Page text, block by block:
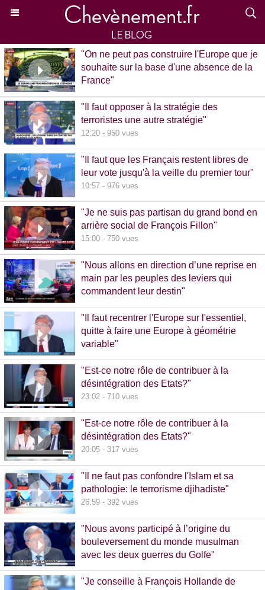
"On ne peut pas construire l'Europe que je
souhaite sur la base d'une absence de la
France"
"Il faut opposer à la stratégie des
terroristes une autre stratégie"
12:20 - 950 vues
"Il faut que les Français restent libres de
leur vote jusqu'à la veille du premier tour"
10:57 - 976 vues
"Je ne suis pas partisan du grand bond en
arrière social de François Fillon"
15:00 - 750 vues
"Nous allons en direction d’une reprise en
main par les peuples des leviers qui
commandent leur destin"
"Il faut recentrer l'Europe sur l'essentiel,
quitte à faire une Europe à géométrie
variable"
"Est-ce notre rôle de contribuer à la
désintégration des Etats?"
23:02 - 710 vues
"Est-ce notre rôle de contribuer à la
désintégration des Etats?"
20:05 - 317 vues
"Il ne faut pas confondre l'Islam et sa
pathologie: le terrorisme djihadiste"
26:59 - 392 vues
"Nous avons participé à l’origine du
bouleversement du monde musulman
avec les deux guerres du Golfe"
"Je conseille à François Hollande de